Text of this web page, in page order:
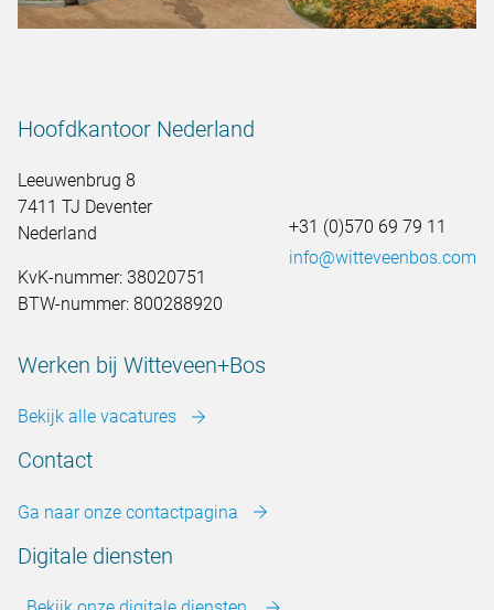
Hoofdkantoor Nederland
Leeuwenbrug 8
7411 TJ Deventer
Nederland
KvK-nummer: 38020751
BTW-nummer: 800288920
+31 (0)570 69 79 11
info@witteveenbos.com
Werken bij Witteveen+Bos
Bekijk alle vacatures
Contact
Ga naar onze contactpagina
Digitale diensten